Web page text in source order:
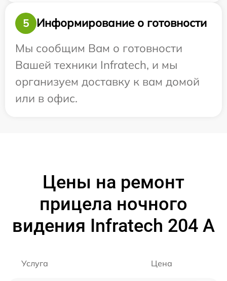
5
Информирование о готовности
Мы сообщим Вам о готовности
Вашей техники Infratech, и мы
организуем доставку к вам домой
или в офис.
Цены на ремонт
прицела ночного
видения Infratech 204 А
Услуга Цена